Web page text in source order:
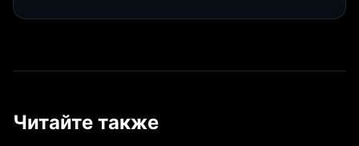
Читайте также